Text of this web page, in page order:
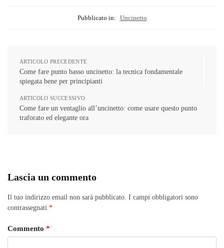
Pubblicato in: Uncinetto
ARTICOLO PRECEDENTE
Come fare punto basso uncinetto: la tecnica fondamentale
spiegata bene per principianti
ARTICOLO SUCCESSIVO
Come fare un ventaglio all’uncinetto: come usare questo punto
traforato ed elegante ora
Lascia un commento
Il tuo indirizzo email non sarà pubblicato. I campi obbligatori sono
contrassegnati *
Commento *